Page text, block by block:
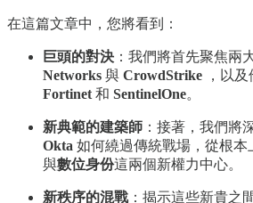
在這篇文章中，您將看到：
巨頭的對決 ：我們將首先聚焦
Networks 與 CrowdStrike ，以
Fortinet 和 SentinelOne。
新典範的建築師 ：接著，我們將
Okta 如何繞過傳統戰場，從根本
與數位身份這兩個新權力中心。
新秩序的混戰 ：揭示這些新貴之